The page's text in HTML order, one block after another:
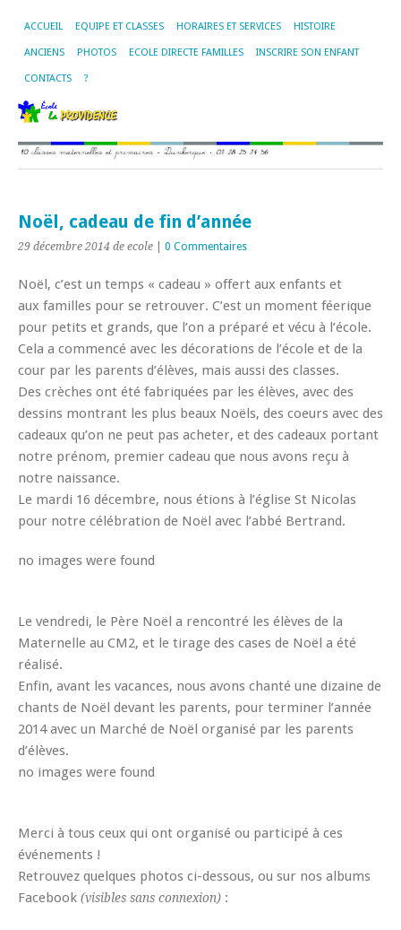
ACCUEIL EQUIPE ET CLASSES HORAIRES ET SERVICES HISTOIRE
ANCIENS PHOTOS ECOLE DIRECTE FAMILLES INSCRIRE SON ENFANT
CONTACTS ?
Noël, cadeau de fin d’année
29 décembre 2014 de ecole 0 Commentaires
Noël, c’est un temps « cadeau » offert aux enfants et
aux familles pour se retrouver. C’est un moment féerique
pour petits et grands, que l’on a préparé et vécu à l’école.
Cela a commencé avec les décorations de l’école et de la
cour par les parents d’élèves, mais aussi des classes.
Des crèches ont été fabriquées par les élèves, avec des
dessins montrant les plus beaux Noëls, des coeurs avec des
cadeaux qu’on ne peut pas acheter, et des cadeaux portant
notre prénom, premier cadeau que nous avons reçu à
notre naissance.
Le mardi 16 décembre, nous étions à l’église St Nicolas
pour notre célébration de Noël avec l’abbé Bertrand.
no images were found
Le vendredi, le Père Noël a rencontré les élèves de la
Maternelle au CM2, et le tirage des cases de Noël a été
réalisé.
Enfin, avant les vacances, nous avons chanté une dizaine de
chants de Noël devant les parents, pour terminer l’année
2014 avec un Marché de Noël organisé par les parents
d’élèves.
no images were found
Merci à tous ceux qui ont organisé ou participé à ces
événements !
Retrouvez quelques photos ci-dessous, ou sur nos albums
Facebook (visibles sans connexion) :